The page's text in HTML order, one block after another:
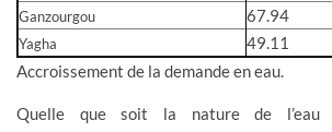
Ganzourgou 67.94
Yagha
49.11
Accroissement de la demande en eau.
Quelle que soit la nature de l’eau